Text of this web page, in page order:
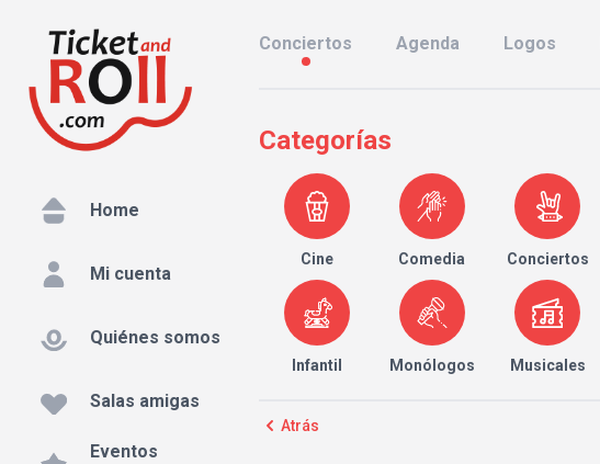
Home
Mi cuenta
Quiénes somos
Salas amigas
Eventos
Conciertos Agenda Logos
Categorías
Cine Comedia Conciertos
Infantil Monólogos Musicales
Atrás